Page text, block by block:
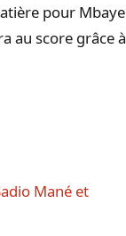
pour Mbaye
au score grâce à
Mané et